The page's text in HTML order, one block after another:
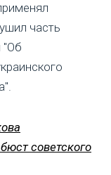
часть
"Об
советского